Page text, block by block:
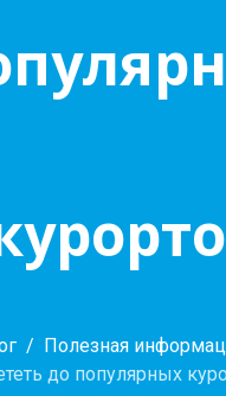
Полезная
до популярных